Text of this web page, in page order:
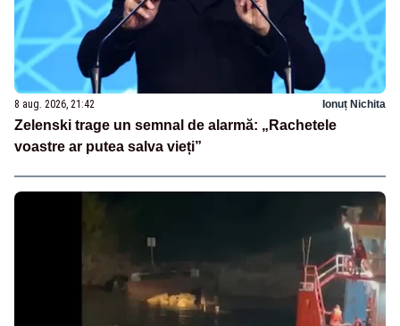
8 aug. 2026, 21:42 Ionuț Nichita
Zelenski trage un semnal de alarmă: „Rachetele
voastre ar putea salva vieți”